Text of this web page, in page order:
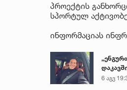
პროექტის
სპორტულ
ინფორმაციას
6 აგვ